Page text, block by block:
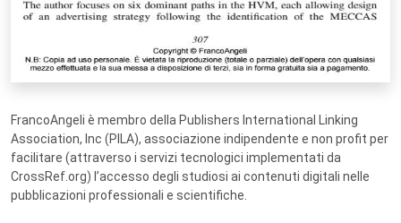
FrancoAngeli è membro della Publishers International Linking
Association, Inc (PILA), associazione indipendente e non profit per
facilitare (attraverso i servizi tecnologici implementati da
CrossRef.org) l’accesso degli studiosi ai contenuti digitali nelle
pubblicazioni professionali e scientifiche.